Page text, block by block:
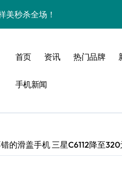
美秒杀全场！
美颜秘籍大公开
舰新体验！
化全攻略
性酷机！
星美学新巅峰！
首页 资讯 热门品牌
手机新闻
的滑盖手机 三星C6112降至320